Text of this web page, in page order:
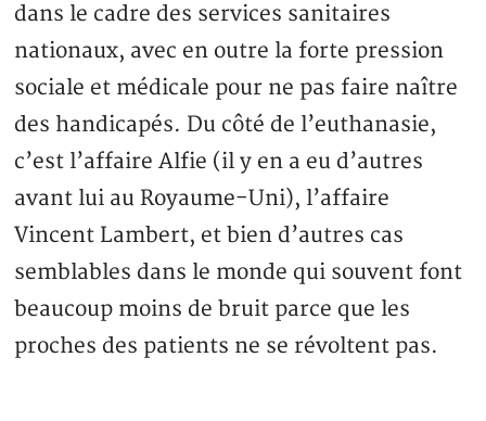
dans le cadre des services sanitaires
nationaux, avec en outre la forte pression
sociale et médicale pour ne pas faire naître
des handicapés. Du côté de l’euthanasie,
c’est l’affaire Alfie (il y en a eu d’autres
avant lui au Royaume-Uni), l’affaire
Vincent Lambert, et bien d’autres cas
semblables dans le monde qui souvent font
beaucoup moins de bruit parce que les
proches des patients ne se révoltent pas.